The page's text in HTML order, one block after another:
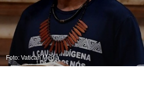
Foto: Vatican Media